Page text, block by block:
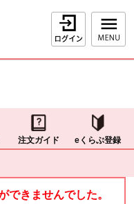
ログイン
注文ガイド eくらぶ登録
できませんでした。